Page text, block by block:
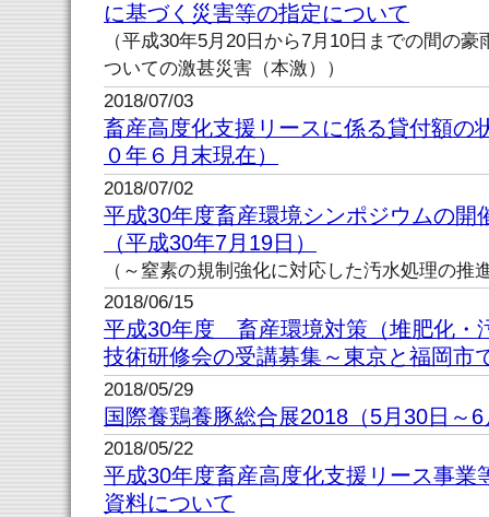
に基づく災害等の指定について
（平成30年5月20日から7月10日までの間の
ついての激甚災害（本激））
2018/07/03
畜産高度化支援リースに係る貸付額の
０年６月末現在）
2018/07/02
平成30年度畜産環境シンポジ
（平成30年7月19日）
（～窒素の規制強化に対応した汚水処理の推
2018/06/15
平成30年度 畜産環境対策（堆肥化・
技術研修会の受講募集～東京と福岡市
2018/05/29
国際養鶏養豚総合展2018（5月30日～
2018/05/22
平成30年度畜産高度化支援リース事業
資料について